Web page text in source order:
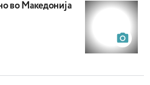
во Македонија